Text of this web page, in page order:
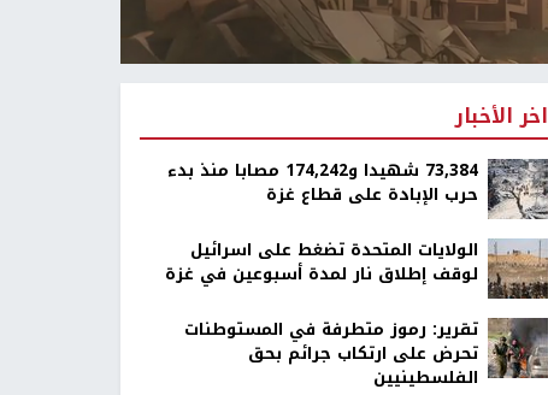
اخر الأخبار
73,384 شهيدا و174,242 مصابا منذ بدء
حرب الإبادة على قطاع غزة
الولايات المتحدة تضغط على اسرائيل
لوقف إطلاق نار لمدة أسبوعين في غزة
تقرير: رموز متطرفة في المستوطنات
تحرض على ارتكاب جرائم بحق
الفلسطينيين